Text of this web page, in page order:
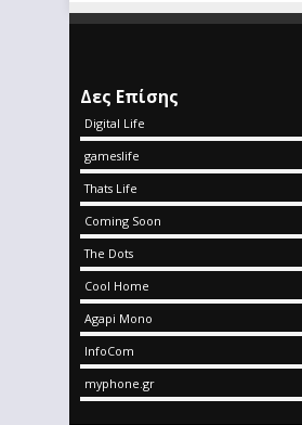
Δες Επίσης
Digital Life
gameslife
Thats Life
Coming Soon
The Dots
Cool Home
Agapi Mono
InfoCom
myphone.gr